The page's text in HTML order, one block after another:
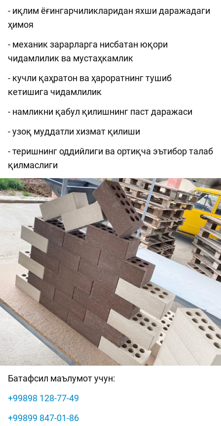
- иқлим ёғингарчиликларидан яхши даражадаги
ҳимоя
- механик зарарларга нисбатан юқори
чидамлилик ва мустаҳкамлик
- кучли қаҳратон ва ҳароратнинг тушиб
кетишига чидамлилик
- намликни қабул қилишнинг паст даражаси
- узоқ муддатли хизмат қилиши
- теришнинг оддийлиги ва ортиқча эътибор талаб
қилмаслиги
Батафсил маълумот учун:
+99898 128-77-49
+99899 847-01-86